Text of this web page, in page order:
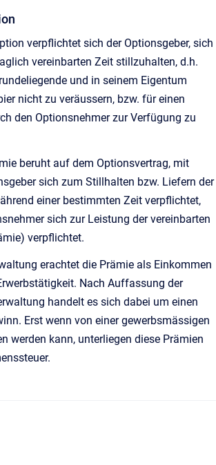
verpflichtet sich der Optionsgeber, sich
vereinbarten Zeit stillzuhalten, d.h.
und in seinem Eigentum
nicht zu veräussern, bzw. für einen
den Optionsnehmer zur Verfügung zu
beruht auf dem Optionsvertrag, mit
sich zum Stillhalten bzw. Liefern der
einer bestimmten Zeit verpflichtet,
sich zur Leistung der vereinbarten
verpflichtet.
erachtet die Prämie als Einkommen
Nach Auffassung der
handelt es sich dabei um einen
Erst wenn von einer gewerbsmässigen
werden kann, unterliegen diese Prämien